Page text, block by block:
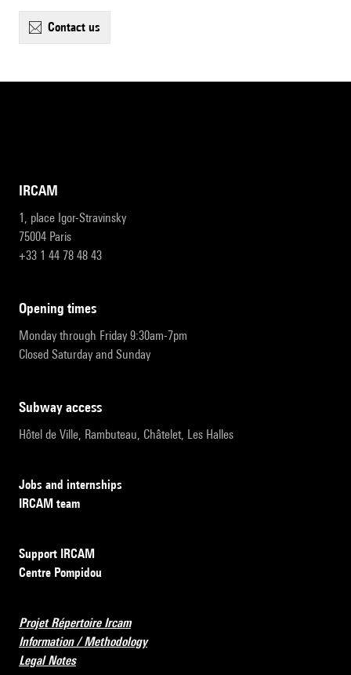
contact us
IRCAM
1, place Igor-Stravinsky
75004 Paris
+33 1 44 78 48 43
opening times
Monday through Friday 9:30am-7pm
Closed Saturday and Sunday
subway access
Hôtel de Ville, Rambuteau, Châtelet, Les Halles
Jobs and internships
IRCAM team
Support IRCAM
Centre Pompidou
Projet Répertoire Ircam
Information / Methodology
Legal Notes